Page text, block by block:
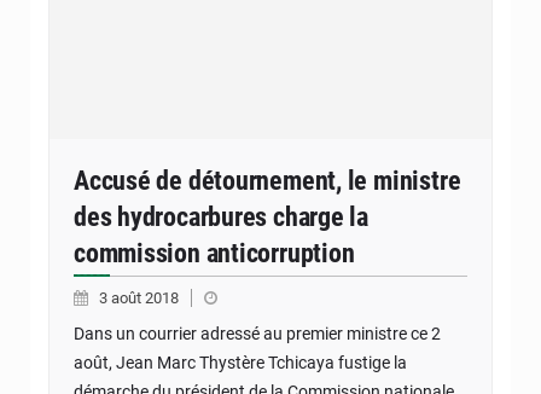
Accusé de détournement, le ministre
des hydrocarbures charge la
commission anticorruption
3 août 2018
Dans un courrier adressé au premier ministre ce 2
août, Jean Marc Thystère Tchicaya fustige la